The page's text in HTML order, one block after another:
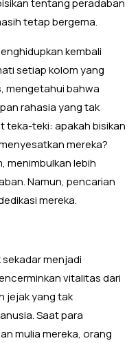
tentang peradaban
tetap bergema.
kembali
setiap kolom yang
mengetahui bahwa
rahasia yang tak
teka-teki: apakah bisikan
mereka?
menimbulkan lebih
Namun, pencarian
mereka.
menjadi
vitalitas dari
jejak yang tak
Saat para
mulia mereka, orang